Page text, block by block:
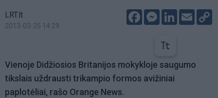
LRT.lt
2013-03-25 14:29
FacebookMessenger
LinkedIn
Email
Vienoje Didžiosios Britanijos mokykloje saugumo
tikslais uždrausti trikampio formos avižiniai
paplotėliai, rašo Orange News.